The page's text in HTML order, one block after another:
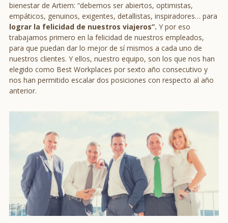
bienestar de Artiem: “debemos ser abiertos, optimistas,
empáticos, genuinos, exigentes, detallistas, inspiradores… para
lograr la felicidad de nuestros viajeros”. Y por eso
trabajamos primero en la felicidad de nuestros empleados,
para que puedan dar lo mejor de sí mismos a cada uno de
nuestros clientes. Y ellos, nuestro equipo, son los que nos han
elegido como Best Workplaces por sexto año consecutivo y
nos han permitido escalar dos posiciones con respecto al año
anterior.